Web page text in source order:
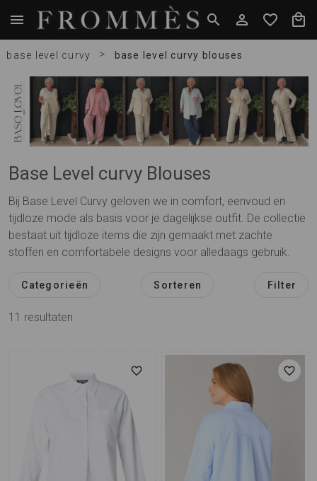
base level curvy > base level curvy blouses
Base Level curvy Blouses
Bij Base Level Curvy geloven we in comfort, eenvoud en
tijdloze mode als basis voor je dagelijkse outfit. De collectie
bestaat uit tijdloze items die zijn gemaakt met zachte
stoffen en comfortabele designs voor alledaags gebruik.
Categorieën Sorteren Filter
11 resultaten